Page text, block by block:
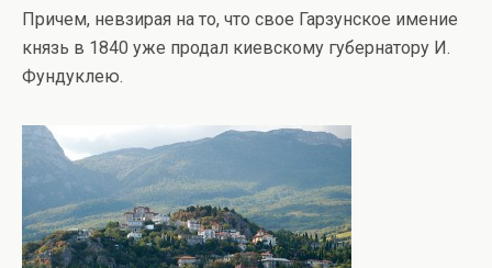
Причем, невзирая на то, что свое Гарзунское имение
князь в 1840 уже продал киевскому губернатору И.
Фундуклею.